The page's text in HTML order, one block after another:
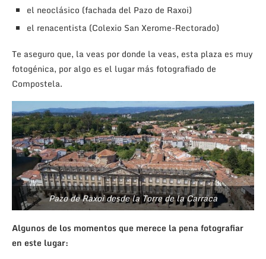
el neoclásico (fachada del Pazo de Raxoi)
el renacentista (Colexio San Xerome-Rectorado)
Te aseguro que, la veas por donde la veas, esta plaza es muy
fotogénica, por algo es el lugar más fotografiado de
Compostela.
Pazo de Raxoi desde la Torre de la Carraca
Algunos de los momentos que merece la pena fotografiar
en este lugar: